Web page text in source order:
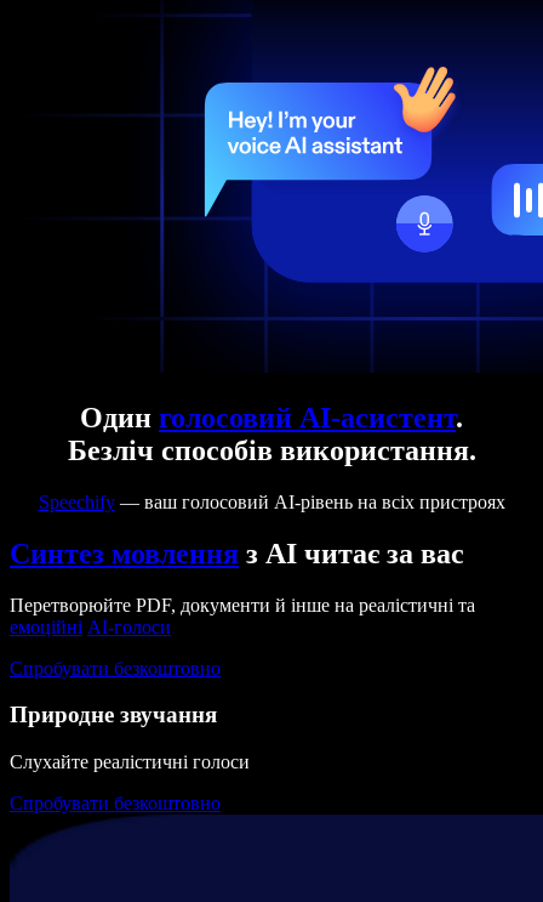
Один голосовий AI-асистент.
Безліч способів використання.
Speechify— ваш голосовий AI-рівень на всіх пристроях
Синтез мовлення з AI читає за вас
Перетворюйте PDF, документи й інше на реалістичні та
емоційні AI-голоси
Спробувати безкоштовно
Природне звучання
Слухайте реалістичні голоси
Спробувати безкоштовно